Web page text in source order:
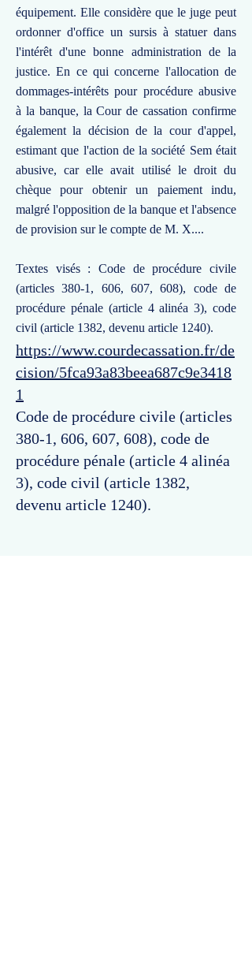
équipement. Elle considère que le juge peut
ordonner d'office un sursis à statuer dans
l'intérêt d'une bonne administration de la
justice. En ce qui concerne l'allocation de
dommages-intérêts pour procédure abusive
à la banque, la Cour de cassation confirme
également la décision de la cour d'appel,
estimant que l'action de la société Sem était
abusive, car elle avait utilisé le droit du
chèque pour obtenir un paiement indu,
malgré l'opposition de la banque et l'absence
de provision sur le compte de M. X....
Textes visés : Code de procédure civile
(articles 380-1, 606, 607, 608), code de
procédure pénale (article 4 alinéa 3), code
civil (article 1382, devenu article 1240).
https://www.courdecassation.fr/de
cision/5fca93a83beea687c9e3418
1
Code de procédure civile (articles
380-1, 606, 607, 608), code de
procédure pénale (article 4 alinéa
3), code civil (article 1382,
devenu article 1240).